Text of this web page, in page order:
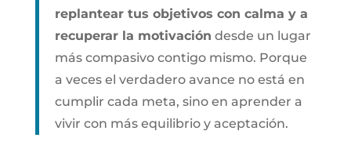
replantear tus objetivos con calma y a
recuperar la motivación desde un lugar
más compasivo contigo mismo. Porque
a veces el verdadero avance no está en
cumplir cada meta, sino en aprender a
vivir con más equilibrio y aceptación.